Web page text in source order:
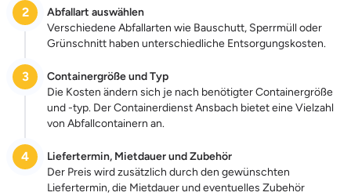
2
Abfallart auswählen
Verschiedene Abfallarten wie Bauschutt, Sperrmüll oder
Grünschnitt haben unterschiedliche Entsorgungskosten.
3
Containergröße und Typ
Die Kosten ändern sich je nach benötigter Containergröße
und -typ. Der Containerdienst Ansbach bietet eine Vielzahl
von Abfallcontainern an.
4
Liefertermin, Mietdauer und Zubehör
Der Preis wird zusätzlich durch den gewünschten
Liefertermin, die Mietdauer und eventuelles Zubehör